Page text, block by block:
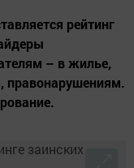
рейтинг
– в жилье,
правонарушениям.